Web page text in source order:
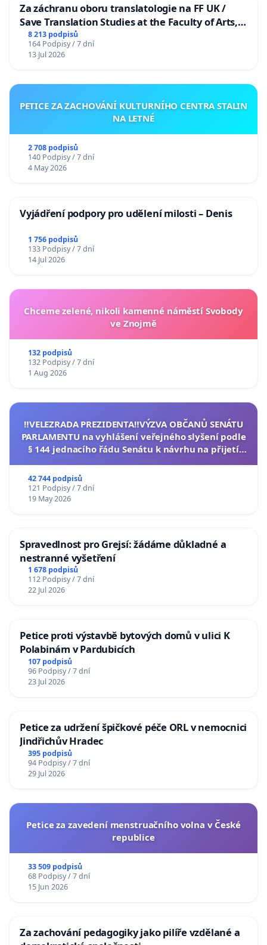
Za záchranu oboru translatologie na FF UK /
Save Translation Studies at the Faculty of Arts,
Charles University
8 213 podpisů
164 Podpisy / 7 dní
13 Jul 2026
PETICE ZA ZACHOVÁNÍ KULTURNÍHO CENTRA STALIN
NA LETNÉ
2 708 podpisů
140 Podpisy / 7 dní
4 May 2026
Vyjádření podpory pro udělení milosti – Denis
1 756 podpisů
133 Podpisy / 7 dní
14 Jul 2026
Chceme zelené, nikoli kamenné náměstí Svobody
ve Znojmě
132 podpisů
132 Podpisy / 7 dní
1 Aug 2026
‼️VELEZRADA PREZIDENTA‼️VÝZVA OBČANŮ SENÁTU
PARLAMENTU na vyhlášení veřejného slyšení podle
§ 144 jednacího řádu Senátu k návrhu na přijetí
42 744 podpisů
121 Podpisy / 7 dní
19 May 2026
Spravedlnost pro Grejsí: žádáme důkladné a
nestranné vyšetření
1 678 podpisů
112 Podpisy / 7 dní
22 Jul 2026
Petice proti výstavbě bytových domů v ulici K
Polabinám v Pardubicích
107 podpisů
96 Podpisy / 7 dní
23 Jul 2026
Petice za udržení špičkové péče ORL v nemocnici
Jindřichův Hradec
395 podpisů
94 Podpisy / 7 dní
29 Jul 2026
Petice za zavedení menstruačního volna v České
republice
33 509 podpisů
68 Podpisy / 7 dní
15 Jun 2026
Za zachování pedagogiky jako pilíře vzdělané a